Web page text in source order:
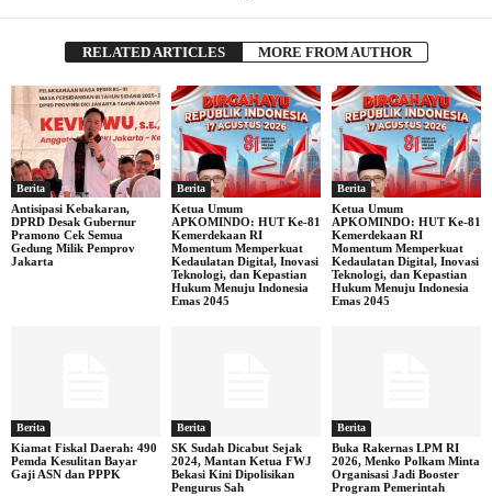
RELATED ARTICLES MORE FROM AUTHOR
Berita
Antisipasi Kebakaran,
DPRD Desak Gubernur
Pramono Cek Semua
Gedung Milik Pemprov
Jakarta
Berita
Ketua Umum
APKOMINDO: HUT Ke-81
Kemerdekaan RI
Momentum Memperkuat
Kedaulatan Digital, Inovasi
Teknologi, dan Kepastian
Hukum Menuju Indonesia
Emas 2045
Berita
Ketua Umum
APKOMINDO: HUT Ke-81
Kemerdekaan RI
Momentum Memperkuat
Kedaulatan Digital, Inovasi
Teknologi, dan Kepastian
Hukum Menuju Indonesia
Emas 2045
Berita
Kiamat Fiskal Daerah: 490
Pemda Kesulitan Bayar
Gaji ASN dan PPPK
Berita
SK Sudah Dicabut Sejak
2024, Mantan Ketua FWJ
Bekasi Kini Dipolisikan
Pengurus Sah
Berita
Buka Rakernas LPM RI
2026, Menko Polkam Minta
Organisasi Jadi Booster
Program Pemerintah